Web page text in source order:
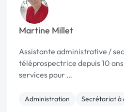
Martine Millet
Assistante administrative /
téléprospectrice depuis 10
services pour …
Administration Secrétariat à